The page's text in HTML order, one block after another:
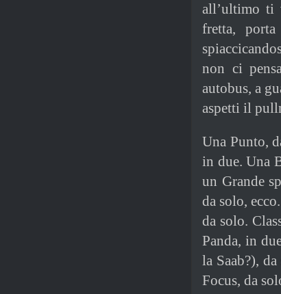
all’ultimo ti
fretta,
non ci
autobus, a
aspetti il
Una Punto,
in due. Una
un Grande
da solo,
da solo.
Panda, in
la Saab?),
Focus, da